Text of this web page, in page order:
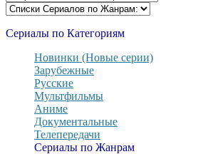
Сериалы по Категориям
Новинки (Новые серии)
Зарубежные
Русские
Мультфильмы
Аниме
Документальные
Телепередачи
Сериалы по Жанрам